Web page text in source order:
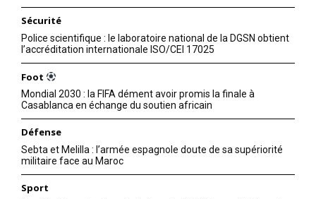
Sécurité
Police scientifique : le laboratoire national de la DGSN obtient
l’accréditation internationale ISO/CEI 17025
Foot
Mondial 2030 : la FIFA dément avoir promis la finale à
Casablanca en échange du soutien africain
Défense
Sebta et Melilla : l’armée espagnole doute de sa supériorité
militaire face au Maroc
Sport